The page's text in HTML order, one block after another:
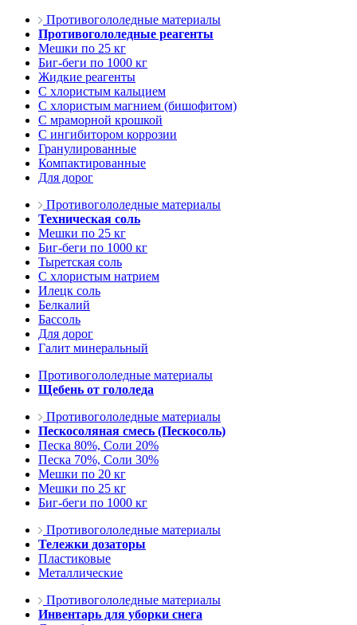
Противогололедные материалы
Противогололедные реагенты
Мешки по 25 кг
Биг-беги по 1000 кг
Жидкие реагенты
С хлористым кальцием
С хлористым магнием (бишофитом)
С мраморной крошкой
С ингибитором коррозии
Гранулированные
Компактированные
Для дорог
Противогололедные материалы
Техническая соль
Мешки по 25 кг
Биг-беги по 1000 кг
Тыретская соль
С хлористым натрием
Илецк соль
Белкалий
Бассоль
Для дорог
Галит минеральный
Противогололедные материалы
Щебень от гололеда
Противогололедные материалы
Пескосоляная смесь (Пескосоль)
Песка 80%, Соли 20%
Песка 70%, Соли 30%
Мешки по 20 кг
Мешки по 25 кг
Биг-беги по 1000 кг
Противогололедные материалы
Тележки дозаторы
Пластиковые
Металлические
Противогололедные материалы
Инвентарь для уборки снега